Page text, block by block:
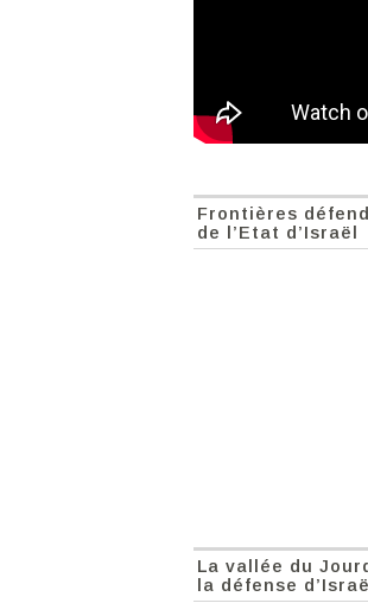
Frontières
de l’Etat d’Israël
La vallée du
la défense d’Israël